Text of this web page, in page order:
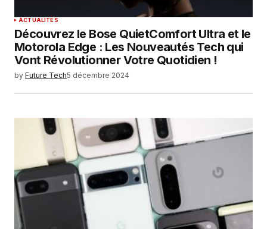
ACTUALITÉS
Découvrez le Bose QuietComfort Ultra et le
Motorola Edge : Les Nouveautés Tech qui
Vont Révolutionner Votre Quotidien !
by Future Tech5 décembre 2024